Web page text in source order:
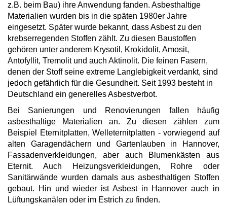
z.B. beim Bau) ihre Anwendung fanden. Asbesthaltige
Materialien wurden bis in die späten 1980er Jahre
eingesetzt. Später wurde bekannt, dass Asbest zu den
krebserregenden Stoffen zählt. Zu diesen Baustoffen
gehören unter anderem Krysotil, Krokidolit, Amosit,
Antofyllit, Tremolit und auch Aktinolit. Die feinen Fasern,
denen der Stoff seine extreme Langlebigkeit verdankt, sind
jedoch gefährlich für die Gesundheit. Seit 1993 besteht in
Deutschland ein generelles Asbestverbot.
Bei Sanierungen und Renovierungen fallen häufig
asbesthaltige Materialien an. Zu diesen zählen zum
Beispiel Eternitplatten, Welleternitplatten - vorwiegend auf
alten Garagendächern und Gartenlauben in Hannover,
Fassadenverkleidungen, aber auch Blumenkästen aus
Eternit. Auch Heizungsverkleidungen, Rohre oder
Sanitärwände wurden damals aus asbesthaltigen Stoffen
gebaut. Hin und wieder ist Asbest in Hannover auch in
Lüftungskanälen oder im Estrich zu finden.